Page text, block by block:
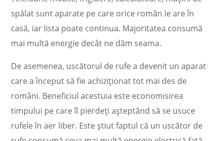
spălat sunt aparate pe care orice român le are în
casă, iar lista poate continua. Majoritatea consumă
mai multă energie decât ne dăm seama.
De asemenea, uscătorul de rufe a devenit un aparat
care a început să fie achiziționat tot mai des de
români. Beneficiul acestuia este economisirea
timpului pe care îl pierdeți așteptând să se usuce
rufele în aer liber. Este știut faptul că un uscător de